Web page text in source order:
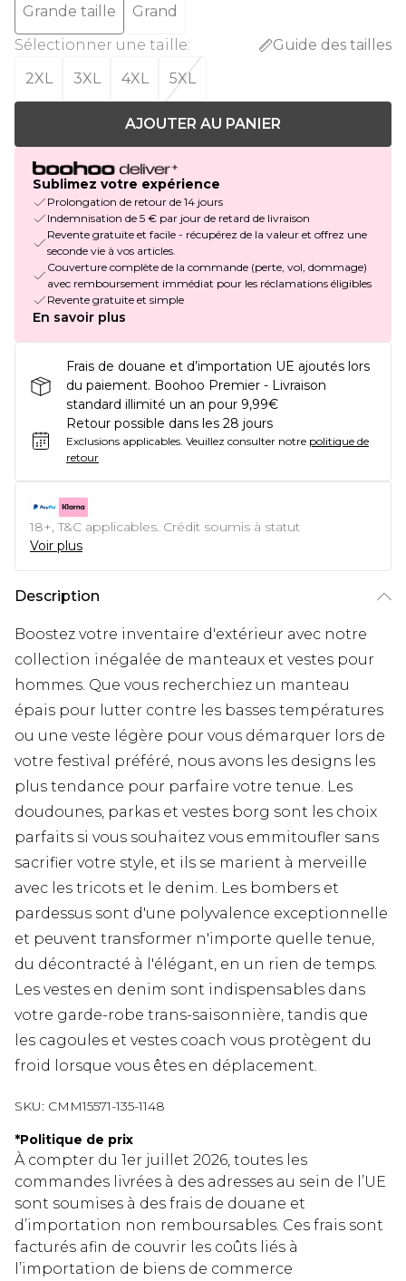
Grande taille
Grand
Sélectionner une taille:
Guide des tailles
2XL
3XL 4XL 5XL
AJOUTER AU PANIER
Sublimez votre expérience
Prolongation de retour de 14 jours
Indemnisation de 5 € par jour de retard de livraison
Revente gratuite et facile - récupérez de la valeur et offrez une
seconde vie à vos articles.
Couverture complète de la commande (perte, vol, dommage)
avec remboursement immédiat pour les réclamations éligibles
Revente gratuite et simple
En savoir plus
Frais de douane et d’importation UE ajoutés lors
du paiement. Boohoo Premier - Livraison
standard illimité un an pour 9,99€
Retour possible dans les 28 jours
Exclusions applicables. Veuillez consulter notre politique de
retour
18+, T&C applicables. Crédit soumis à statut
Voir plus
Description
Boostez votre inventaire d'extérieur avec notre
collection inégalée de manteaux et vestes pour
hommes. Que vous recherchiez un manteau
épais pour lutter contre les basses températures
ou une veste légère pour vous démarquer lors de
votre festival préféré, nous avons les designs les
plus tendance pour parfaire votre tenue. Les
doudounes, parkas et vestes borg sont les choix
parfaits si vous souhaitez vous emmitoufler sans
sacrifier votre style, et ils se marient à merveille
avec les tricots et le denim. Les bombers et
pardessus sont d'une polyvalence exceptionnelle
et peuvent transformer n'importe quelle tenue,
du décontracté à l'élégant, en un rien de temps.
Les vestes en denim sont indispensables dans
votre garde-robe trans-saisonnière, tandis que
les cagoules et vestes coach vous protègent du
froid lorsque vous êtes en déplacement.
SKU: CMM15571-135-1148
*Politique de prix
À compter du 1er juillet 2026, toutes les
commandes livrées à des adresses au sein de l’UE
sont soumises à des frais de douane et
d’importation non remboursables. Ces frais sont
facturés afin de couvrir les coûts liés à
l’importation de biens de commerce